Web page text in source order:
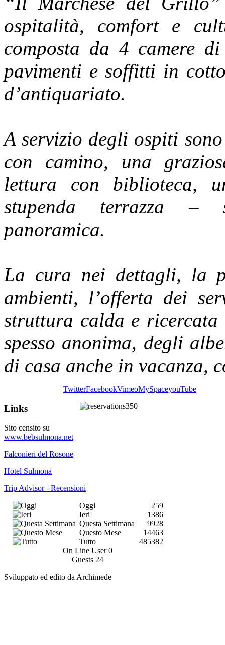
ospitalità, comfort e
composta da 4 camere
pavimenti e soffitti in
d’antiquariato.
A servizio degli ospiti
con camino, una
lettura con biblioteca,
stupenda terrazza –
panoramica.
La cura nei dettagli, la
ambienti, l’offerta dei
struttura calda e
spesso anonima, degli
di casa anche in vacanza,
TwitterFacebookVimeoMySpaceyouTube
Links
Sito censito su
www.bebsulmona.net
Falconieri del Rosone
Hotel Sulmona
Trip Advisor - Recensioni
Oggi
259
Ieri
1386
Questa Settimana
9928
Questo Mese
14463
Tutto
485382
On Line User 0
Guests 24
Sviluppato ed edito da Archimede